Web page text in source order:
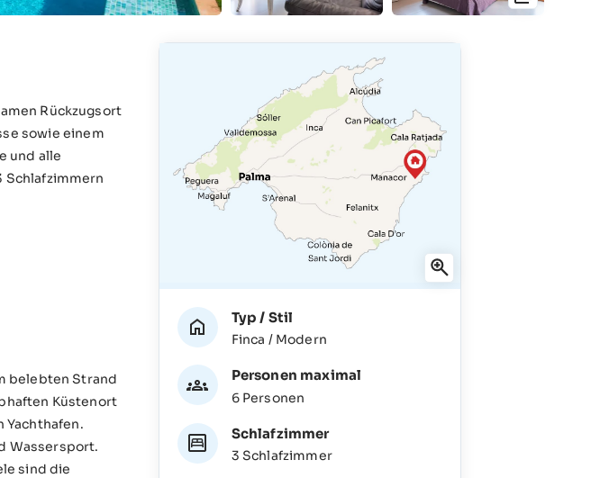
Rückzugsort
sowie einem
und alle
Schlafzimmern
belebten Strand
Küstenort
Yachthafen.
Wassersport.
sind die
Typ / Stil
Finca / Modern
Personen maximal
6 Personen
Schlafzimmer
3 Schlafzimmer